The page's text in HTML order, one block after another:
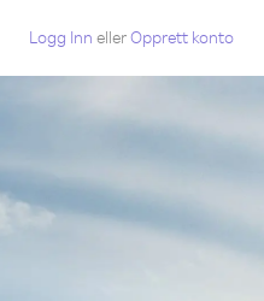
Logg Inn ellerOpprett konto